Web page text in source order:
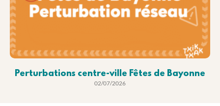
Perturbations centre-ville Fêtes de Bayonne
02/07/2026